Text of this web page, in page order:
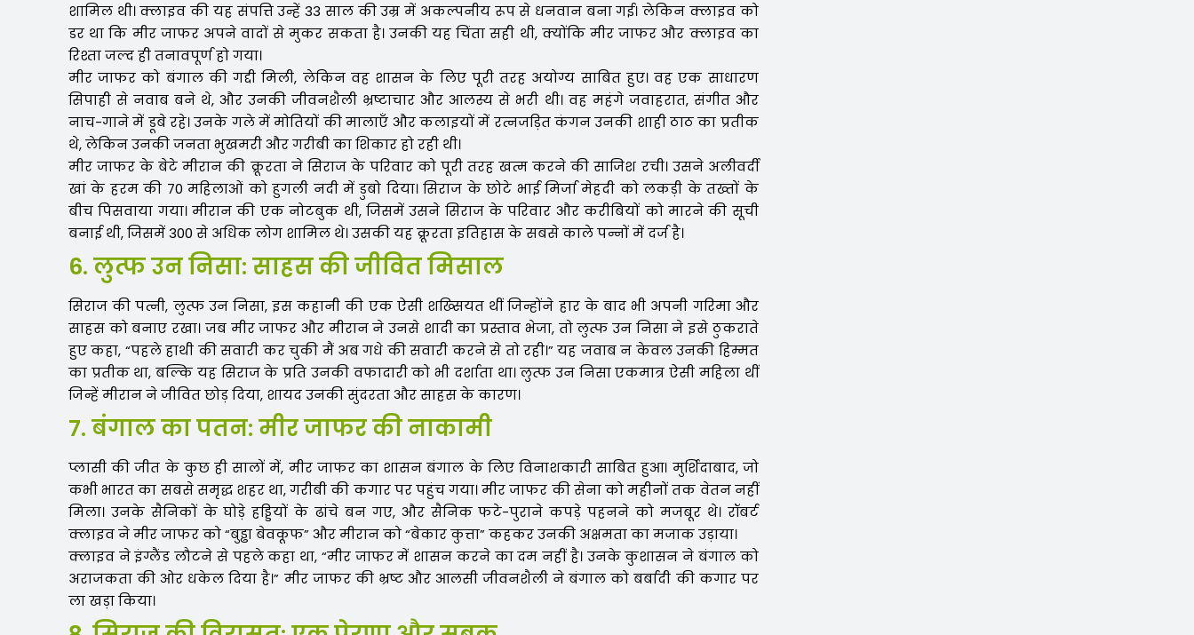
शामिल थी। क्लाइव की यह संपत्ति उन्हें 33 साल की उम्र में अकल्पनीय रूप से धनवान बना गई। लेकिन क्लाइव को
डर था कि मीर जाफर अपने वादों से मुकर सकता है। उनकी यह चिंता सही थी, क्योंकि मीर जाफर और क्लाइव का
रिश्ता जल्द ही तनावपूर्ण हो गया।
मीर जाफर को बंगाल की गद्दी मिली, लेकिन वह शासन के लिए पूरी तरह अयोग्य साबित हुए। वह एक साधारण
सिपाही से नवाब बने थे, और उनकी जीवनशैली भ्रष्टाचार और आलस्य से भरी थी। वह महंगे जवाहरात, संगीत और
नाच-गाने में डूबे रहे। उनके गले में मोतियों की मालाएँ और कलाइयों में रत्नजड़ित कंगन उनकी शाही ठाठ का प्रतीक
थे, लेकिन उनकी जनता भुखमरी और गरीबी का शिकार हो रही थी।
मीर जाफर के बेटे मीरान की क्रूरता ने सिराज के परिवार को पूरी तरह खत्म करने की साजिश रची। उसने अलीवर्दी
खां के हरम की 70 महिलाओं को हुगली नदी में डुबो दिया। सिराज के छोटे भाई मिर्जा मेहदी को लकड़ी के तख्तों के
बीच पिसवाया गया। मीरान की एक नोटबुक थी, जिसमें उसने सिराज के परिवार और करीबियों को मारने की सूची
बनाई थी, जिसमें 300 से अधिक लोग शामिल थे। उसकी यह क्रूरता इतिहास के सबसे काले पन्नों में दर्ज है।
6. लुत्फ उन निसा: साहस की जीवित मिसाल
सिराज की पत्नी, लुत्फ उन निसा, इस कहानी की एक ऐसी शख्सियत थीं जिन्होंने हार के बाद भी अपनी गरिमा और
साहस को बनाए रखा। जब मीर जाफर और मीरान ने उनसे शादी का प्रस्ताव भेजा, तो लुत्फ उन निसा ने इसे ठुकराते
हुए कहा, “पहले हाथी की सवारी कर चुकी मैं अब गधे की सवारी करने से तो रही।” यह जवाब न केवल उनकी हिम्मत
का प्रतीक था, बल्कि यह सिराज के प्रति उनकी वफादारी को भी दर्शाता था। लुत्फ उन निसा एकमात्र ऐसी महिला थीं
जिन्हें मीरान ने जीवित छोड़ दिया, शायद उनकी सुंदरता और साहस के कारण।
7. बंगाल का पतन: मीर जाफर की नाकामी
प्लासी की जीत के कुछ ही सालों में, मीर जाफर का शासन बंगाल के लिए विनाशकारी साबित हुआ। मुर्शिदाबाद, जो
कभी भारत का सबसे समृद्ध शहर था, गरीबी की कगार पर पहुंच गया। मीर जाफर की सेना को महीनों तक वेतन नहीं
मिला। उनके सैनिकों के घोड़े हड्डियों के ढांचे बन गए, और सैनिक फटे-पुराने कपड़े पहनने को मजबूर थे। रॉबर्ट
क्लाइव ने मीर जाफर को “बुड्ढा बेवकूफ” और मीरान को “बेकार कुत्ता” कहकर उनकी अक्षमता का मजाक उड़ाया।
क्लाइव ने इंग्लैंड लौटने से पहले कहा था, “मीर जाफर में शासन करने का दम नहीं है। उनके कुशासन ने बंगाल को
अराजकता की ओर धकेल दिया है।” मीर जाफर की भ्रष्ट और आलसी जीवनशैली ने बंगाल को बर्बादी की कगार पर
ला खड़ा किया।